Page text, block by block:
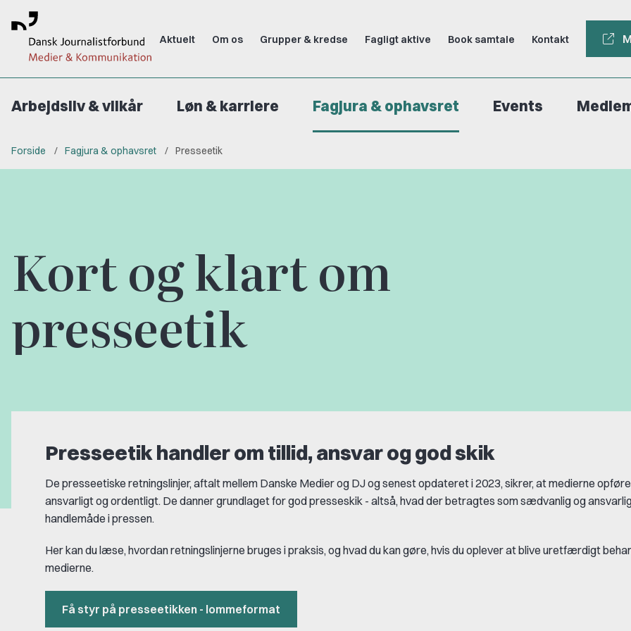
Aktuelt Om os Grupper & kredse Fagligt aktive Book samtale Kontakt
Arbejdsliv & vilkår Løn & karriere Fagjura & ophavsret Events
Forside Fagjura & ophavsret Presseetik
Kort og klart om
presseetik
Presseetik handler om tillid, ansvar og god skik
De presseetiske retningslinjer, aftalt mellem Danske Medier og DJ og senest opdateret i 2023, sikrer, at medierne
ansvarligt og ordentligt. De danner grundlaget for god presseskik - altså, hvad der betragtes som sædvanlig og
handlemåde i pressen.
Her kan du læse, hvordan retningslinjerne bruges i praksis, og hvad du kan gøre, hvis du oplever at blive uretfærdigt
medierne.
Få styr på presseetikken - lommeformat